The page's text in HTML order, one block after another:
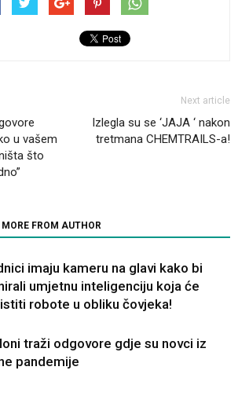
u vašem
što
Next article
Izlegla su se ‘JAJA ‘ nakon
tretmana CHEMTRAILS-a!
MORE FROM AUTHOR
imaju kameru na glavi kako bi
umjetnu inteligenciju koja će
robote u obliku čovjeka!
traži odgovore gdje su novci iz
pandemije